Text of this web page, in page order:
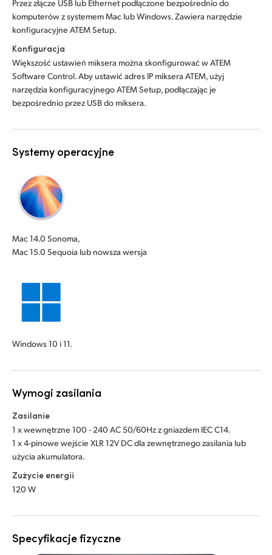
Przez złącze USB lub Ethernet podłączone bezpośrednio do
komputerów z systemem Mac lub Windows. Zawiera narzędzie
konfiguracyjne ATEM Setup.
Konfiguracja
Większość ustawień miksera można skonfigurować w ATEM
Software Control. Aby ustawić adres IP miksera ATEM, użyj
narzędzia konfiguracyjnego ATEM Setup, podłączając je
bezpośrednio przez USB do miksera.
Systemy operacyjne
Mac 14.0 Sonoma,
Mac 15.0 Sequoia lub nowsza wersja
Windows 10 i 11.
Wymogi zasilania
Zasilanie
1 x wewnętrzne 100 - 240 AC 50/60Hz z gniazdem IEC C14.
1 x 4-pinowe wejście XLR 12V DC dla zewnętrznego zasilania lub
użycia akumulatora.
Zużycie energii
120 W
Specyfikacje fizyczne